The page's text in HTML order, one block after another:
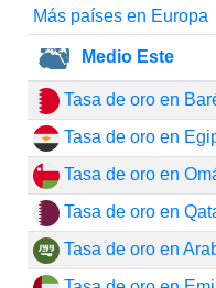
Más países en Europa
Medio Este
Tasa de oro en
Tasa de oro en
Tasa de oro en
Tasa de oro en
Tasa de oro en